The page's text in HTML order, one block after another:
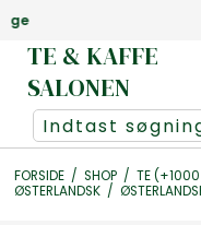
Danmarks
TE & KAFFE
SALONEN
FORSIDE / SHOP / TE (+1000
ØSTERLANDSK /